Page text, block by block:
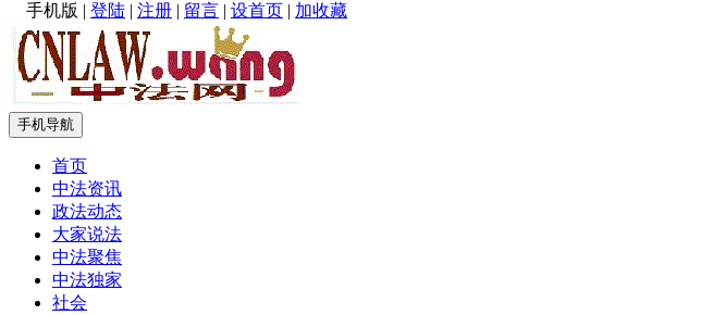
手机版 | 登陆 | 注册 | 留言 | 设首页 | 加收藏
手机导航
首页
中法资讯
政法动态
大家说法
中法聚焦
中法独家
社会